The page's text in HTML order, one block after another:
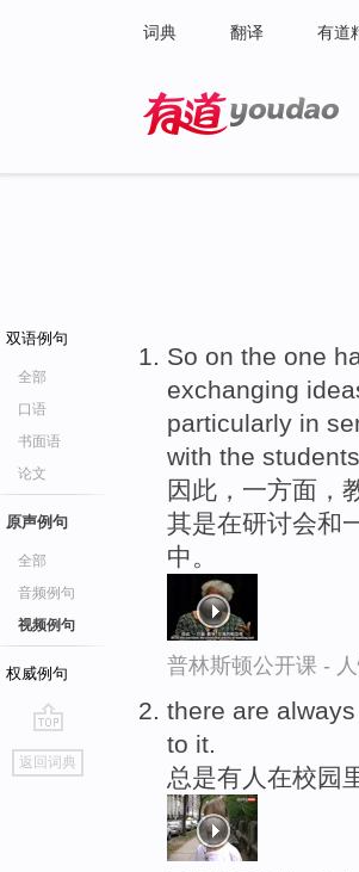
词典 翻译 有道
双语例句
全部
口语
书面语
论文
原声例句
全部
音频例句
视频例句
权威例句
go
top
返回词典
So on the one
exchanging
particularly in
with the
因此，一方面，
其是在研讨会和
中。
普林斯顿公开课 -
there are
to it.
总是有人在校园